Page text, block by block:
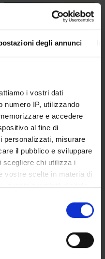
degli annunci
i vostri dati
numero IP, utilizzando
e accedere
al fine di
personalizzati, misurare
il pubblico e sviluppare
scegliere chi utilizza i
vostre scelte in materia di
questa proprietà digitale
consenso in qualsiasi
cookie o facendo clic
UNIVRSPORT
FISM - Dr. Nicola
di interesse nazionale in